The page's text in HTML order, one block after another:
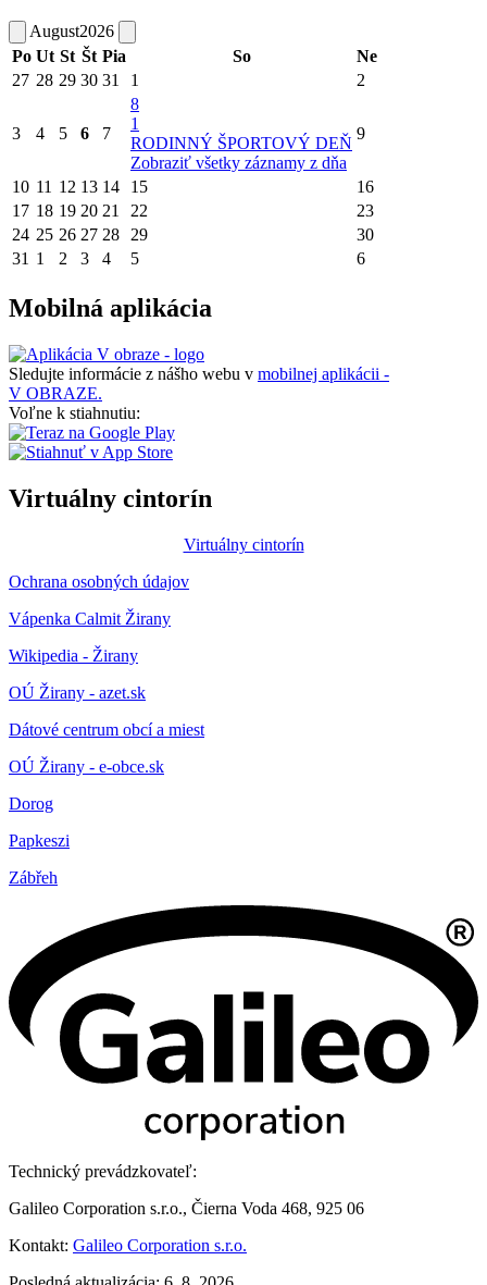
August2026
Po Ut St Št Pia So
Ne
27 28 29 30 31 1 2
3 4 5 6 7
8
1
RODINNÝ ŠPORTOVÝ DEŇ
Zobraziť všetky záznamy z dňa
9
10 11 12 13 14 15
16
17 18 19 20 21 22
23
24 25 26 27 28 29
30
31 1 2 3 4 5 6
Mobilná aplikácia
Sledujte informácie z nášho webu v mobilnej aplikácii -
V OBRAZE.
Voľne k stiahnutiu:
Virtuálny cintorín
Virtuálny cintorín
Ochrana osobných údajov
Vápenka Calmit Žirany
Wikipedia - Žirany
OÚ Žirany - azet.sk
Dátové centrum obcí a miest
OÚ Žirany - e-obce.sk
Dorog
Papkeszi
Zábřeh
Technický prevádzkovateľ:
Galileo Corporation s.r.o., Čierna Voda 468, 925 06
Kontakt: Galileo Corporation s.r.o.